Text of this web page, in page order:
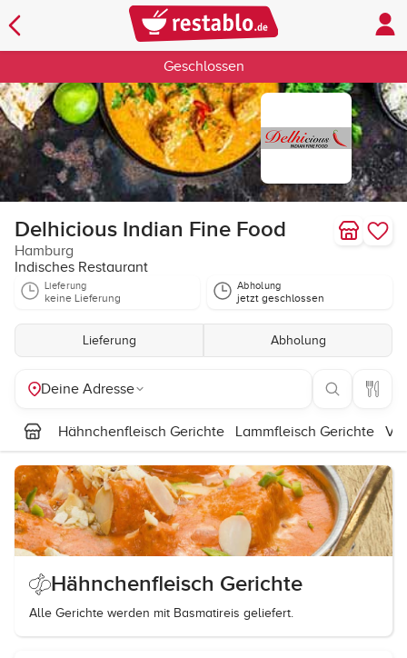
Geschlossen
Delhicious Indian Fine Food
Hamburg
Indisches Restaurant
Lieferung
keine Lieferung
Abholung
jetzt geschlossen
Lieferung Abholung
Deine Adresse
Hähnchenfleisch Gerichte Lammfleisch Gerichte
Hähnchenfleisch Gerichte
Alle Gerichte werden mit Basmatireis geliefert.